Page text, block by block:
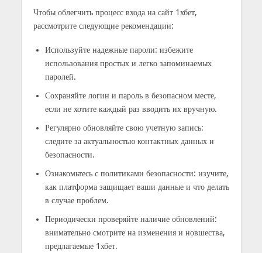
Чтобы облегчить процесс входа на сайт 1хбет,
рассмотрите следующие рекомендации:
Используйте надежные пароли: избежите
использования простых и легко запоминаемых
паролей.
Сохраняйте логин и пароль в безопасном месте,
если не хотите каждый раз вводить их вручную.
Регулярно обновляйте свою учетную запись:
следите за актуальностью контактных данных и
безопасности.
Ознакомьтесь с политиками безопасности: изучите,
как платформа защищает ваши данные и что делать
в случае проблем.
Периодически проверяйте наличие обновлений:
внимательно смотрите на изменения и новшества,
предлагаемые 1хбет.